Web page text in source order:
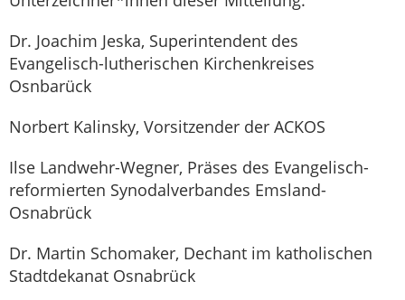
Dr. Joachim Jeska, Superintendent des
Evangelisch-lutherischen Kirchenkreises
Osnbarück
Norbert Kalinsky, Vorsitzender der ACKOS
Ilse Landwehr-Wegner, Präses des Evangelisch-
reformierten Synodalverbandes Emsland-
Osnabrück
Dr. Martin Schomaker, Dechant im katholischen
Stadtdekanat Osnabrück